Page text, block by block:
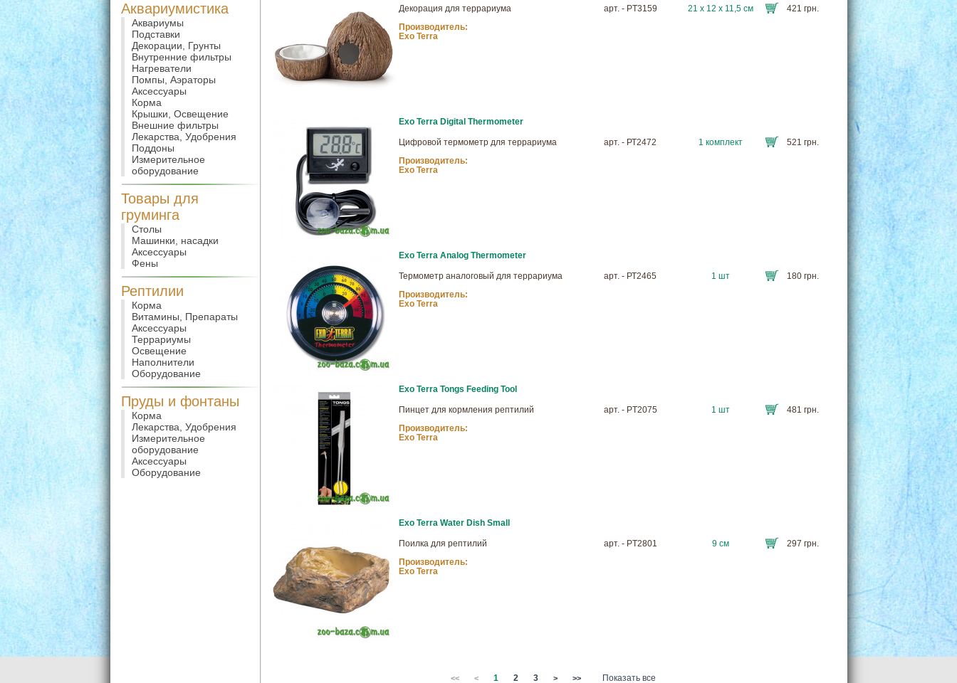
Аквариумистика
Аквариумы
Подставки
Декорации, Грунты
Внутренние фильтры
Нагреватели
Помпы, Аэраторы
Аксессуары
Корма
Крышки, Освещение
Внешние фильтры
Лекарства, Удобрения
Поддоны
Измерительное
оборудование
Товары для
груминга
Столы
Машинки, насадки
Аксессуары
Фены
Рептилии
Корма
Витамины, Препараты
Аксессуары
Террариумы
Освещение
Наполнители
Оборудование
Пруды и фонтаны
Корма
Лекарства, Удобрения
Измерительное
оборудование
Аксессуары
Оборудование
Декорация для террариума
Производитель:
Exo Terra
арт. - PT3159 21 х 12 х 11,5 см 421 грн.
Exo Terra Digital Thermometer
Цифровой термометр для террариума
Производитель:
Exo Terra
арт. - РТ2472 1 комплект 521 грн.
Exo Terra Analog Thermometer
Термометр аналоговый для террариума
Производитель:
Exo Terra
арт. - РТ2465 1 шт 180 грн.
Exo Terra Tongs Feeding Tool
Пинцет для кормления рептилий
Производитель:
Exo Terra
арт. - PT2075 1 шт 481 грн.
Exo Terra Water Dish Small
Поилка для рептилий
Производитель:
Exo Terra
арт. - PT2801 9 см 297 грн.
<< < 1 2 3 > >> Показать все